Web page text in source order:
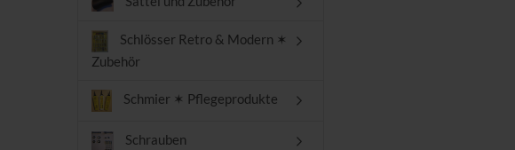
Schlösser Retro & Modern ✶
Zubehör
Schmier ✶ Pflegeprodukte
Schrauben